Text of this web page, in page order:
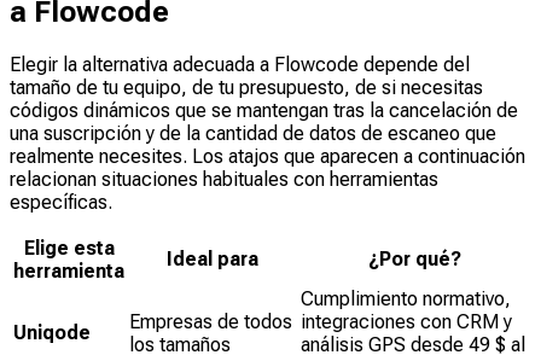
a Flowcode
Elegir la alternativa adecuada a Flowcode depende del
tamaño de tu equipo, de tu presupuesto, de si necesitas
códigos dinámicos que se mantengan tras la cancelación de
una suscripción y de la cantidad de datos de escaneo que
realmente necesites. Los atajos que aparecen a continuación
relacionan situaciones habituales con herramientas
específicas.
Elige esta
herramienta
Ideal para ¿Por qué?
Uniqode
Empresas de todos
los tamaños
Cumplimiento normativo,
integraciones con CRM y
análisis GPS desde 49 $ al